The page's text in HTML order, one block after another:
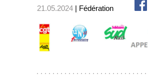
21.05.2024 | Fédération